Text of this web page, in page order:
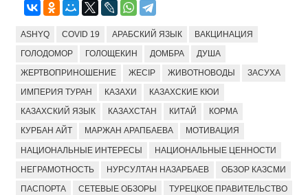
ASHYQ COVID 19 АРАБСКИЙ ЯЗЫК ВАКЦИНАЦИЯ
ГОЛОДОМОР ГОЛОЩЕКИН ДОМБРА ДУША
ЖЕРТВОПРИНОШЕНИЕ ЖЕСІР ЖИВОТНОВОДЫ ЗАСУХА
ИМПЕРИЯ ТУРАН КАЗАХИ КАЗАХСКИЕ КЮИ
КАЗАХСКИЙ ЯЗЫК КАЗАХСТАН КИТАЙ КОРМА
КУРБАН АЙТ МАРЖАН АРАПБАЕВА МОТИВАЦИЯ
НАЦИОНАЛЬНЫЕ ИНТЕРЕСЫ НАЦИОНАЛЬНЫЕ ЦЕННОСТИ
НЕГРАМОТНОСТЬ НУРСУЛТАН НАЗАРБАЕВ ОБЗОР КАЗСМИ
ПАСПОРТА СЕТЕВЫЕ ОБЗОРЫ ТУРЕЦКОЕ ПРАВИТЕЛЬСТВО